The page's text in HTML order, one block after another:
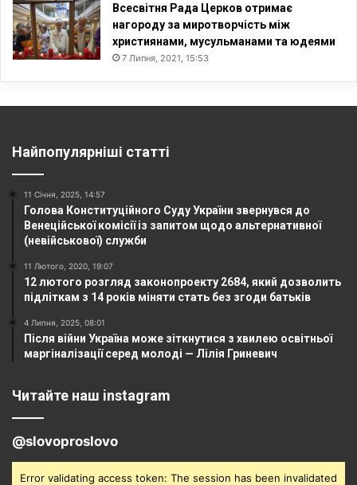
Всесвітня Рада Церков отримає
нагороду за миротворчість між
християнами, мусульманами та юдеями
7 Липня, 2021, 15:53
Найпопулярніші статті
11 Січня, 2025, 14:57
Голова Конституційного Суду України звернувся до
Венеційської комісії із запитом щодо альтернативної
(невійськової) служби
11 Лютого, 2020, 19:07
12 лютого розгляд законопроекту 2684, який дозволить
підліткам з 14 років міняти стать без згоди батьків
4 Липня, 2025, 08:01
Після війни Україна може зіткнутися з хвилею освітньої
маргіналізації серед молоді — Лілія Гриневич
Читайте наш instagram
@slovoproslovo
Error validating access token: The session has been invalidated